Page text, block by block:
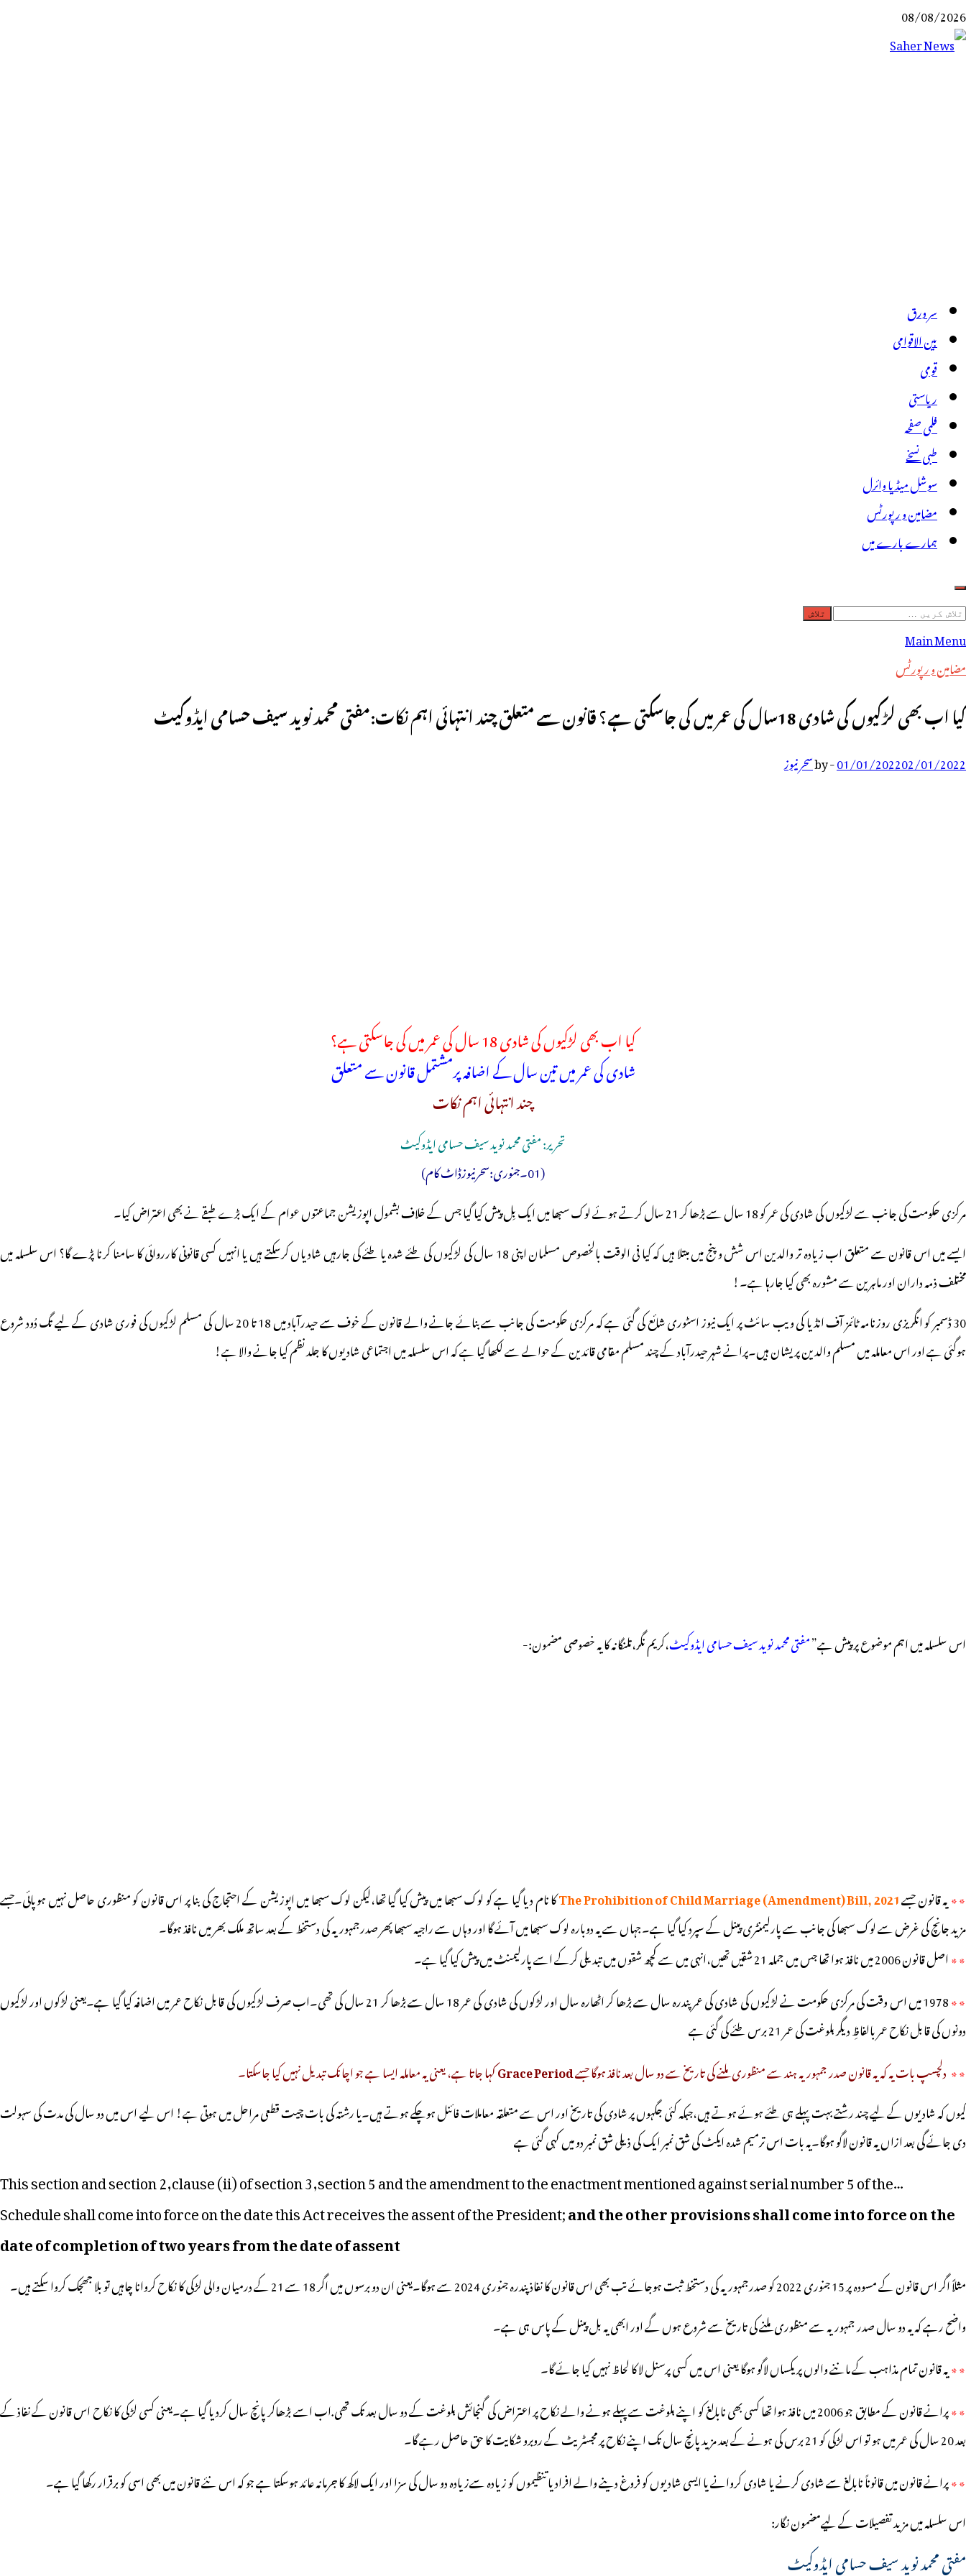
Skip
to
08/08/2026
سر ورق
بین الاقوامی
قومی
ریاستی
فلمی صفحہ
طبی نسخے
سوشل میڈیا وائرل
مضامین و رپورٹس
ہمارے بارے میں
تلاش
کریں
برائے:
Main Menu
مضامین و رپورٹس
کیا اب بھی لڑکیوں کی شادی 18سال کی عمر میں کی جاسکتی ہے؟ قانون سے متعلق چند انتہائی اہم نکات:مفتی محمد نوید سیف حسامی ایڈوکیٹ
01/01/202202/01/2022
-
byسحر نیوز
کیا اب بھی لڑکیوں کی شادی 18 سال کی عمر میں کی جاسکتی ہے؟
شادی کی عمر میں تین سال کے اضافہ پرمشتمل قانون سے متعلق
چند انتہائی اہم نکات
تحریر: مفتی محمد نوید سیف حسامی ایڈوکیٹ
(01۔جنوری:سحرنیوزڈاٹ کام)
مرکزی حکومت کی جانب سے لڑکیوں کی شادی کی عمر کو 18 سال سے بڑھا کر 21 سال کرتے ہوئے لوک سبھا میں ایک بِل پیش کیا گیا جس کے خلاف بشمول اپوزیشن جماعتوں عوام کے ایک بڑے طبقے نے بھی اعتراض کیا۔
ایسے میں اس قانون سے متعلق اب زیادہ تر والدین اس شش و پنج میں مبتلا ہیں کہ کیا فی الوقت بالخصوص مسلمان اپنی 18 سال کی لڑکیوں کی طئے شدہ یا طئے کی جارہیں شادیاں کرسکتے ہیں یا انہیں کسی قانونی کارروائی کا سامنا کرنا پڑے گا؟ اس سلسلہ میں
مختلف ذمہ داران اور ماہرین سے مشورہ بھی کیا جارہا ہے۔!
30 ڈسمبر کو انگریزی روزنامہ ٹائمز آف انڈیا کی ویب سائٹ پر ایک نیوز اسٹوری شائع کی گئی ہے کہ مرکزی حکومت کی جانب سے بنائے جانے والے قانون کے خوف سے حیدرآباد میں 18 تا 20 سال کی مسلم لڑکیوں کی فوری شادی کے لیے تگ دُود شروع
ہوگئی ہے اور اس معاملہ میں مسلم والدین پریشان ہیں۔پرانے شہر حیدرآباد کے چند مسلم مقامی قائدین کے حوالے سے لکھا گیا ہے کہ اس سلسلہ میں اجتماعی شادیوں کا جلد نظم کیا جانے والا ہے!
اس سلسلہ میں اہم موضوع پر پیش ہے”مفتی محمد نوید سیف حسامی ایڈوکیٹ،کریم نگر،تلنگانہ کا یہ خصوصی مضمون:-
٭٭یہ قانون جسےThe Prohibition of Child Marriage (Amendment) Bill, 2021کا نام دیا گیا ہے کو لوک سبھا میں پیش کیا گیا تھا،لیکن لوک سبھا میں اپوزیشن کے احتجاج کی بنا پر اس قانون کو منظوری حاصل نہیں ہوپائی۔جسے
مزید جانچ کی غرض سے لوک سبھا کی جانب سے پارلیمنٹری پینل کے سپرد کیا گیا ہے۔جہاں سے یہ دوبارہ لوک سبھا میں آئے گا اور وہاں سے راجیہ سبھا پھر صدرجمہوریہ کی دستخط کے بعد ساتھ ملک بھر میں نافذ ہوگا۔
٭٭اصل قانون 2006 میں نافذ ہوا تھا جس میں جملہ 21 شقیں تھیں،انہی میں سے کچھ شقوں میں تبدیلی کرکے اسے پارلیمنٹ میں پیش کیا گیا ہے۔
٭٭
1978 میں اس وقت کی مرکزی حکومت نے لڑکیوں کی شادی کی عمر پندرہ سال سے بڑھا کر اٹھارہ سال اور لڑکوں کی شادی کی عمر 18 سال سے بڑھا کر 21 سال کی تھی۔اب صرف لڑکیوں کی قابل نکاح عمر میں اضافہ کیا گیا ہے۔یعنی لڑکوں اور لڑکیوں
دونوں کی قابل نکاح عمر بالفاظِ دیگر بلوغت کی عمر 21 برس طئے کی گئی ہے
٭٭ دلچسپ بات یہ کہ یہ قانون صدر جمہوریہ ہند سے منظوری ملنے کی تاریخ سے دو سال بعد نافذ ہوگا جسےGrace Periodکہا جاتا ہے، یعنی یہ معاملہ ایسا ہے جو اچانک تبدیل نہیں کیا جاسکتا۔
کیوں کہ شادیوں کے لیے چند رشتے بہت پہلے ہی طئے ہوئے ہوتے ہیں،جبکہ کئی جگہوں پر شادی کی تاریخ اور اس سے متعلقہ معاملات فائنل ہوچکے ہوتے ہیں۔یا رشتہ کی بات چیت قطعی مراحل میں ہوتی ہے! اس لیے اس میں دو سال کی مدت کی سہولت
دی جائے گی بعد ازاں یہ قانون لاگو ہوگا۔یہ بات اس ترمیم شدہ ایکٹ کی شق نمبر ایک کی ذیلی شق نمبر دو میں کہی گئی ہے
…This section and section 2,clause (ii) of section 3,section 5 and the amendment to the enactment mentioned against serial number 5 of the
Schedule shall come into force on the date this Act receives the assent of the President;and the other provisions shall come into force on the
date of completion of two years from the date of assent
مثلاً اگر اس قانون کے مسودہ پر 15 جنوری 2022
کو صدرجمہوریہ کی دستخط ثبت ہوجائے تب بھی اس قانون کا نفاذ پندرہ جنوری 2024 سے ہوگا۔یعنی ان دو برسوں میں اگر 18 سے 21 کے درمیان والی لڑکی کا نکاح کروانا چاہیں تو بلا جھجک کروا سکتے ہیں۔
واضح رہے کہ یہ دو سال صدر جمہوریہ سے منظوری ملنے کی تاریخ سے شروع ہوں گے اور ابھی یہ بل پینل کے پاس ہی ہے۔
٭٭یہ قانون تمام مذاہب کے ماننے والوں پر یکساں لاگو ہوگا یعنی اس میں کسی پرسنل لا کا لحاظ نہیں کیا جائے گا۔
٭٭
پرانے قانون کے مطابق جو 2006 میں نافذ ہوا تھا کسی بھی نابالغ کو اپنے بلوغت سے پہلے ہونے والے نکاح پر اعتراض کی گنجائش بلوغت کے دو سال بعد تک تھی.اب اسے بڑھاکر پانچ سال کردیا گیا ہے۔یعنی کسی لڑکی کا نکاح اس قانون کے نفاذ کے
بعد 20 سال کی عمر میں ہو تو اس لڑکی کو 21 برس کی ہونے کے بعد مزید پانچ سال تک اپنے نکاح پر مجسٹریٹ کے روبرو شکایت کا حق حاصل رہے گا۔
٭٭پرانے قانون میں قانوناً نابالغ سے شادی کرنے یا شادی کروانے یا ایسی شادیوں کو فروغ دینے والے افراد یا تنظیموں کو زیادہ سےزیادہ دو سال کی سزا اور ایک لاکھ کا جرمانہ عائد ہوسکتا ہے جو کہ اس نئے قانون میں بھی اسی کو برقرار رکھا گیا ہے۔
اس سلسلہ میں مزید تفصیلات کے لیےمضمون نگار:
مفتی محمد نوید سیف حسامی ایڈوکیٹ